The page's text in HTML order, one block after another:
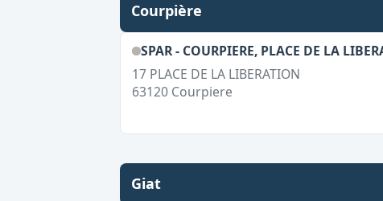
Courpière
SPAR - COURPIERE, PLACE DE LA
17 PLACE DE LA LIBERATION
63120 Courpiere
Giat